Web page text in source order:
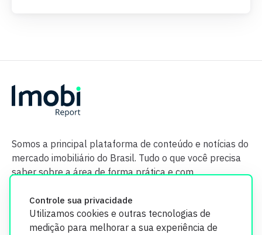
Controle sua privacidade
Utilizamos cookies e outras tecnologias de
medição para melhorar a sua experiência de
Somos a principal plataforma de conteúdo e notícias do
mercado imobiliário do Brasil. Tudo o que você precisa
saber sobre a área de forma prática e com